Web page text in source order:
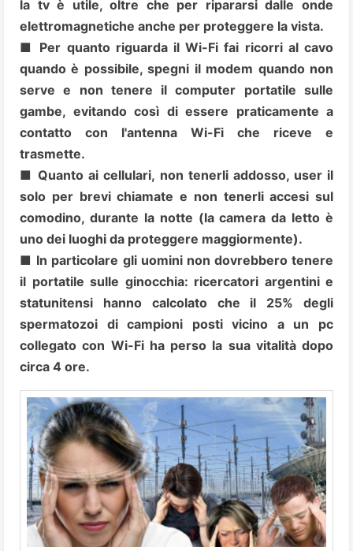
la tv è utile, oltre che per ripararsi dalle onde
elettromagnetiche anche per proteggere la vista.
■ Per quanto riguarda il Wi-Fi fai ricorri al cavo
quando è possibile, spegni il modem quando non
serve e non tenere il computer portatile sulle
gambe, evitando così di essere praticamente a
contatto con l'antenna Wi-Fi che riceve e
trasmette.
■ Quanto ai cellulari, non tenerli addosso, user il
solo per brevi chiamate e non tenerli accesi sul
comodino, durante la notte (la camera da letto è
uno dei luoghi da proteggere maggiormente).
■ In particolare gli uomini non dovrebbero tenere
il portatile sulle ginocchia: ricercatori argentini e
statunitensi hanno calcolato che il 25% degli
spermatozoi di campioni posti vicino a un pc
collegato con Wi-Fi ha perso la sua vitalità dopo
circa 4 ore.